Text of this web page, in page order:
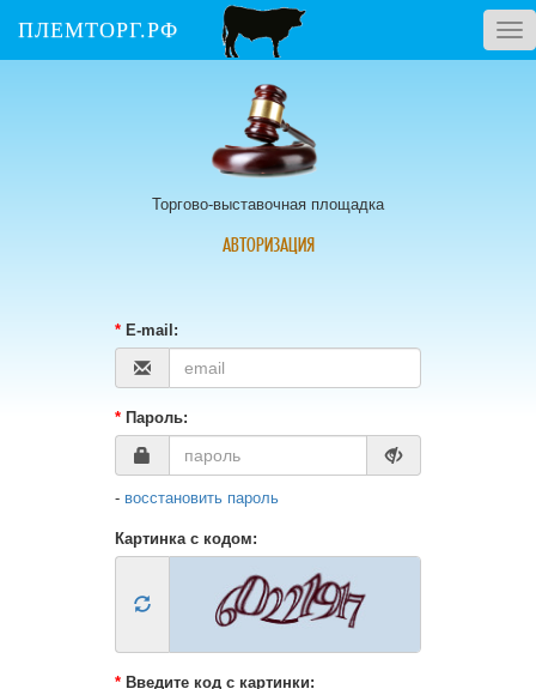
ПЛЕМТОРГ.РФ
Торгово-выставочная площадка
АВТОРИЗАЦИЯ
* E-mail:
* Пароль:
- восстановить пароль
Картинка с кодом:
* Введите код с картинки: